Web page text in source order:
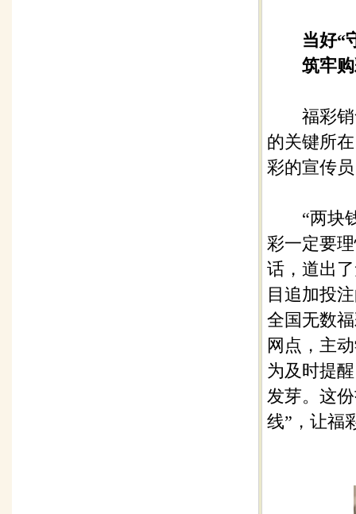
当好“
筑牢购
福彩销售
的关键所
彩的宣传
“两块钱
彩一定要
话，道出
目追加投
全国无数
网点，主
为及时提
发芽。这
线”，让福